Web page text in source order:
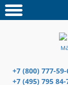
+7 (800) 777-
+7 (495) 795 84-